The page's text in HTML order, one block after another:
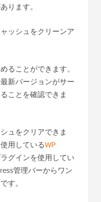
ります。
ッシュをクリーンア
ることができます。
新バージョンがサー
ことを確認できま
ュをクリアできま
用しているWP
グインを使用してい
管理バーからワン
す。